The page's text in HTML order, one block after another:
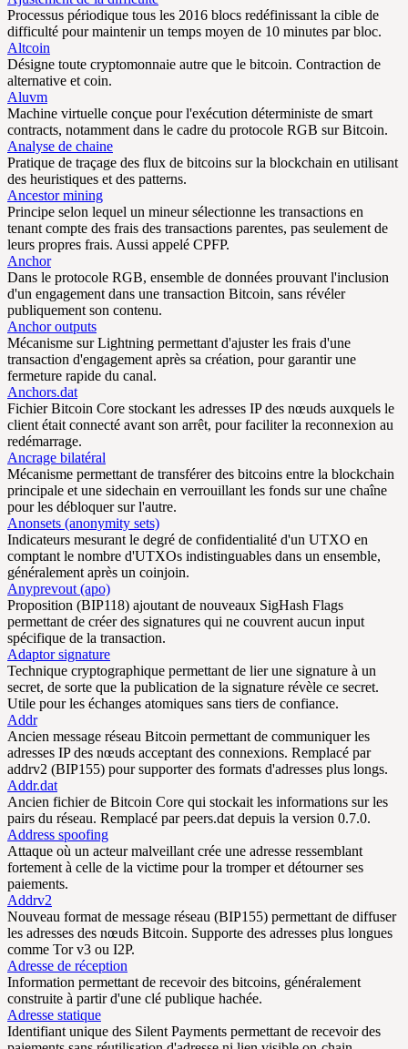
Processus périodique tous les 2016 blocs redéfinissant la cible de
difficulté pour maintenir un temps moyen de 10 minutes par bloc.
Altcoin
Désigne toute cryptomonnaie autre que le bitcoin. Contraction de
alternative et coin.
Aluvm
Machine virtuelle conçue pour l'exécution déterministe de smart
contracts, notamment dans le cadre du protocole RGB sur Bitcoin.
Analyse de chaine
Pratique de traçage des flux de bitcoins sur la blockchain en utilisant
des heuristiques et des patterns.
Ancestor mining
Principe selon lequel un mineur sélectionne les transactions en
tenant compte des frais des transactions parentes, pas seulement de
leurs propres frais. Aussi appelé CPFP.
Anchor
Dans le protocole RGB, ensemble de données prouvant l'inclusion
d'un engagement dans une transaction Bitcoin, sans révéler
publiquement son contenu.
Anchor outputs
Mécanisme sur Lightning permettant d'ajuster les frais d'une
transaction d'engagement après sa création, pour garantir une
fermeture rapide du canal.
Anchors.dat
Fichier Bitcoin Core stockant les adresses IP des nœuds auxquels le
client était connecté avant son arrêt, pour faciliter la reconnexion au
redémarrage.
Ancrage bilatéral
Mécanisme permettant de transférer des bitcoins entre la blockchain
principale et une sidechain en verrouillant les fonds sur une chaîne
pour les débloquer sur l'autre.
Anonsets (anonymity sets)
Indicateurs mesurant le degré de confidentialité d'un UTXO en
comptant le nombre d'UTXOs indistinguables dans un ensemble,
généralement après un coinjoin.
Anyprevout (apo)
Proposition (BIP118) ajoutant de nouveaux SigHash Flags
permettant de créer des signatures qui ne couvrent aucun input
spécifique de la transaction.
Adaptor signature
Technique cryptographique permettant de lier une signature à un
secret, de sorte que la publication de la signature révèle ce secret.
Utile pour les échanges atomiques sans tiers de confiance.
Addr
Ancien message réseau Bitcoin permettant de communiquer les
adresses IP des nœuds acceptant des connexions. Remplacé par
addrv2 (BIP155) pour supporter des formats d'adresses plus longs.
Addr.dat
Ancien fichier de Bitcoin Core qui stockait les informations sur les
pairs du réseau. Remplacé par peers.dat depuis la version 0.7.0.
Address spoofing
Attaque où un acteur malveillant crée une adresse ressemblant
fortement à celle de la victime pour la tromper et détourner ses
paiements.
Addrv2
Nouveau format de message réseau (BIP155) permettant de diffuser
les adresses des nœuds Bitcoin. Supporte des adresses plus longues
comme Tor v3 ou I2P.
Adresse de réception
Information permettant de recevoir des bitcoins, généralement
construite à partir d'une clé publique hachée.
Adresse statique
Identifiant unique des Silent Payments permettant de recevoir des